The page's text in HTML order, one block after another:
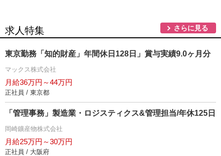
求人特集 さらに見る
東京勤務「知的財産」年間休日128日」賞与実績9.0ヶ月分
マックス株式会社
月給36万円～44万円
正社員 / 東京都
「管理事務」製造業・ロジスティクス&管理担当/年休125日
岡崎鑛産物株式会社
月給25万円～30万円
正社員 / 大阪府